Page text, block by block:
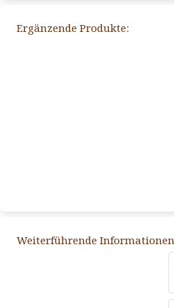
Ergänzende Produkte:
Weiterführende